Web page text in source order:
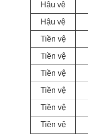
Hậu vệ
Hậu vệ
Tiền vệ
Tiền vệ
Tiền vệ
Tiền vệ
Tiền vệ
Tiền vệ